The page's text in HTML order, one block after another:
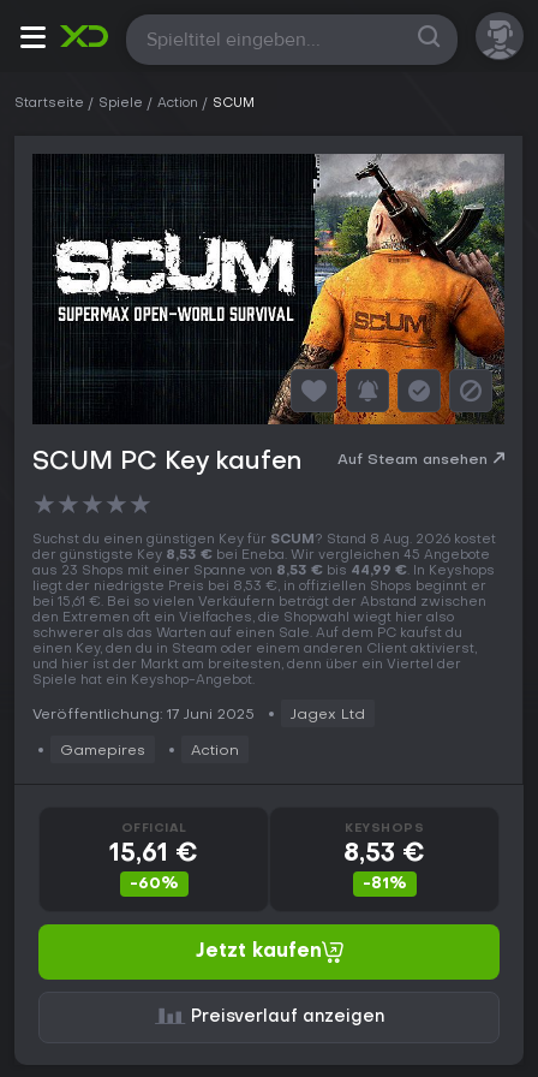
Alle
Startseite Spiele Action SCUM
SCUM PC Key kaufen Auf Steam ansehen
★★★★★
Suchst du einen günstigen Key für SCUM? Stand 8 Aug. 2026 kostet
der günstigste Key 8,53 € bei Eneba. Wir vergleichen 45 Angebote
aus 23 Shops mit einer Spanne von 8,53 € bis 44,99 €. In Keyshops
liegt der niedrigste Preis bei 8,53 €, in offiziellen Shops beginnt er
bei 15,61 €. Bei so vielen Verkäufern beträgt der Abstand zwischen
den Extremen oft ein Vielfaches, die Shopwahl wiegt hier also
schwerer als das Warten auf einen Sale. Auf dem PC kaufst du
einen Key, den du in Steam oder einem anderen Client aktivierst,
und hier ist der Markt am breitesten, denn über ein Viertel der
Spiele hat ein Keyshop-Angebot.
Veröffentlichung: 17 Juni 2025 Jagex Ltd
Gamepires Action
OFFICIAL
15,61 €
-60%
KEYSHOPS
8,53 €
-81%
Jetzt kaufen
Preisverlauf anzeigen